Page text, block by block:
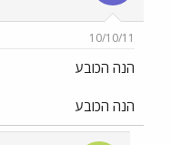
10/10/11
הנה הכובע
הנה הכובע